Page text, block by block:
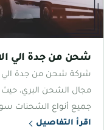
شحن من جدة الي
شركة شحن من جدة الي
مجال الشحن البري،
جميع أنواع الشحنات
اقرأ التفاصيل